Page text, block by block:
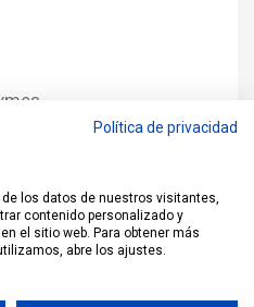
Política de privacidad
los datos de nuestros visitantes,
contenido personalizado y
el sitio web. Para obtener más
abre los ajustes.